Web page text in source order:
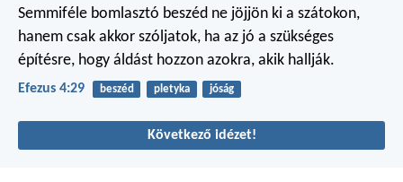
Semmiféle bomlasztó beszéd ne jöjjön ki a szátokon,
hanem csak akkor szóljatok, ha az jó a szükséges
építésre, hogy áldást hozzon azokra, akik hallják.
Efezus 4:29 beszéd pletyka jóság
Következő idézet!